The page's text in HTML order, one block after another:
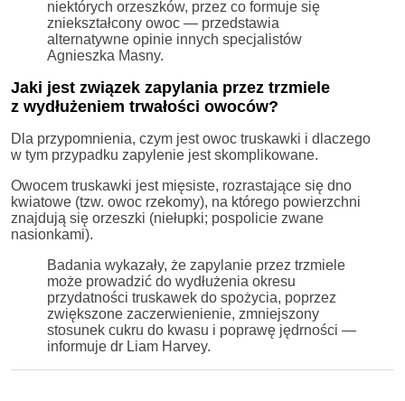
niektórych orzeszków, przez co formuje się
zniekształcony owoc — przedstawia
alternatywne opinie innych specjalistów
Agnieszka Masny.
Jaki jest związek zapylania przez trzmiele
z wydłużeniem trwałości owoców?
Dla przypomnienia, czym jest owoc truskawki i dlaczego
w tym przypadku zapylenie jest skomplikowane.
Owocem truskawki jest mięsiste, rozrastające się dno
kwiatowe (tzw. owoc rzekomy), na którego powierzchni
znajdują się orzeszki (niełupki; pospolicie zwane
nasionkami).
Badania wykazały, że zapylanie przez trzmiele
może prowadzić do wydłużenia okresu
przydatności truskawek do spożycia, poprzez
zwiększone zaczerwienienie, zmniejszony
stosunek cukru do kwasu i poprawę jędrności —
informuje dr Liam Harvey.